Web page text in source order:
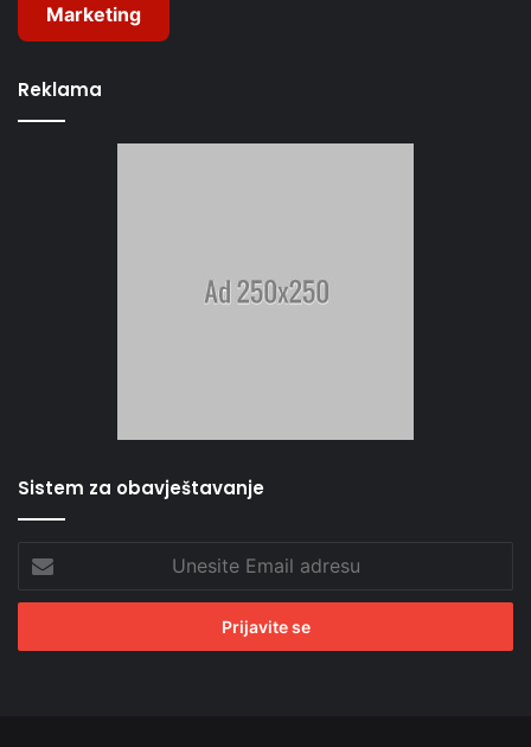
Marketing
Reklama
Sistem za obavještavanje
Email
adresu